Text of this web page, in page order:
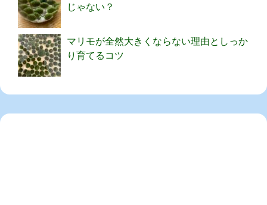
じゃない？
マリモが全然大きくならない理由としっか
り育てるコツ